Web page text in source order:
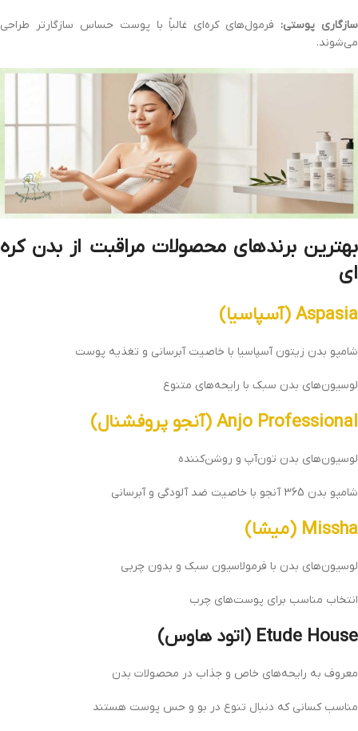
سازگاری پوستی: فرمول‌های کره‌ای غالباً با پوست حساس سازگارتر طراحی
می‌شوند.
بهترین برندهای محصولات مراقبت از بدن کره‌
ای
Aspasia (آسپاسیا)
شامپو بدن زیتون آسپاسیا با خاصیت آبرسانی و تغذیه پوست
لوسیون‌های بدن سبک با رایحه‌های متنوع
Anjo Professional (آنجو پروفشنال)
لوسیون‌های بدن تون‌آپ و روشن‌کننده
شامپو بدن 365 آنجو با خاصیت ضد آلودگی و آبرسانی
Missha (میشا)
لوسیون‌های بدن با فرمولاسیون سبک و بدون چربی
انتخاب مناسب برای پوست‌های چرب
Etude House (اتود هاوس)
معروف به رایحه‌های خاص و جذاب در محصولات بدن
مناسب کسانی که دنبال تنوع در بو و حس پوست هستند